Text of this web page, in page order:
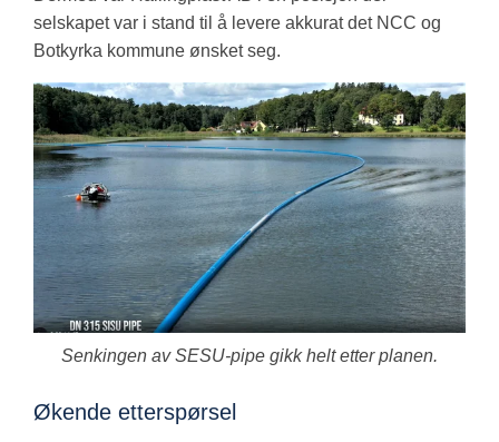
selskapet var i stand til å levere akkurat det NCC og
Botkyrka kommune ønsket seg.
Senkingen av SESU-pipe gikk helt etter planen.
Økende etterspørsel